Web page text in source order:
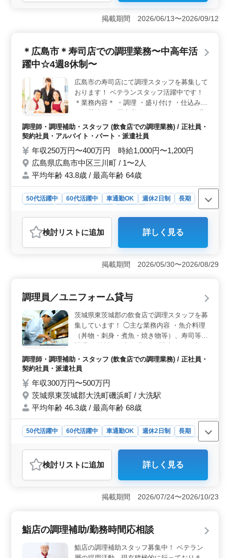
＜経験を活かせる環境＞ 調理経験3年以上ある方向けの
募集です。店舗では経験豊富な中高年も活躍中です。ブ
ランクがある方も歓迎で、技術を再び磨きながら働けま
イベートも充実させやすいです。車通勤が可能で、駅か
ら近いので通勤に便利です。 ＜待遇面の充実＞ 社
ております。安心して長期で働ける環境です。
掲載期間 2026/06/13〜2026/09/12
＊広島市＊寿司店での調理業務〜中高年活
躍中☆4週8休制〜
広島市の寿司店にて調理スタッフを募集して
おります！ ベテランスタッフ活躍中です！
＊業務内容＊ ・調理 ・盛り付け ・仕込み
休制 ・マイカー通勤可能 ・社会保険完備 皆
様のご応募お待ちしております！ ＼まずは
調理師・調理補助・スタッフ (飲食店での調理業務) / 正社員・
契約社員・アルバイト・パート・派遣社員
年収250万円〜400万円 時給1,000円〜1,200円
広島県広島市中区三川町 / 1〜2人
平均年齢 43.8歳 / 最高年齢 64歳
50代活躍中 60代活躍中 車通勤OK 週休2日制
長期
調理師・調理補助・スタッフ
おすすめポイント
＜ワークライフバランス＞ この寿司店では4週8休制を
採用しており、従業員が休息を取りやすい環境が整って
います。プライベートと仕事のバランスも大切にできる
ん、周辺地域からの通勤もしやすい環境です。通勤に関
する負担を軽減します。 ＜中高年活躍中＞ 正社
員、契約社員、アルバイト、パート、派遣と、多様な雇
用形態を提供しています。さらに、年齢層も広く、50
代・60代も活躍中の職場です。
検討リスト に追加 詳しく見る
掲載期間 2026/05/30〜2026/08/29
調理員／ユニフォーム貸与
茨城県東茨城郡の飲食店で調理スタッフを募
集しています！ ◯主な業務内容 ・魚介料理
（丼物・刺身・煮魚・焼き物等）、寿司等の
調理 ・材料の仕入れ業務 ・関連雑務（洗い
物、清掃等） ＊ユニフォーム貸与 ＊マイカ
ー通勤OK（無料駐車場あり） ＊賞与は実績
がある方は条件面優遇します！ 今までの経
験を活かして、厨房で活躍してみませんか？
調理師・調理補助・スタッフ (飲食店での調理業務) / 正社員・
契約社員・派遣社員
年収300万円〜500万円
茨城県東茨城郡大洗町磯浜町 / 大洗駅
平均年齢 46.3歳 / 最高年齢 68歳
50代活躍中 60代活躍中 車通勤OK 週休2日制
長期
派遣社員
おすすめポイント
＜経験を活かせる職場＞ 茨城県東茨城郡の飲食店での
調理スタッフは、和食調理の経験がある方に優遇されま
す。魚介料理や寿司の調理に携わり、今までの経験を活
で働けます。賞与も実績に応じて年2回支給され、通勤手
当も支給されます。車通勤が可能で、無料駐車場も完備
されています。 ＜働きやすい環境＞ 完全週休二日
検討リスト に追加 詳しく見る
掲載期間 2026/07/24〜2026/10/23
鮨店の調理補助/勤務時間応相談
鮨店の調理補助スタッフ募集中！ ベテラン